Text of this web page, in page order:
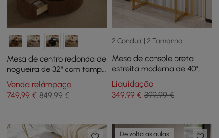
Mesa de centro redonda de
nogueira de 32" com tampo
elevatório canelado e 2
gavetas
Venda relâmpago
749,99 € 849,99 €
2 Concluir | 2 Tamanho
Mesa de console preta
estreita moderna de 40"
com gavetas de
armazenamento e pernas
de metal em ouro
Liquidação
349,99€ 399,99 €
De volta às aulas